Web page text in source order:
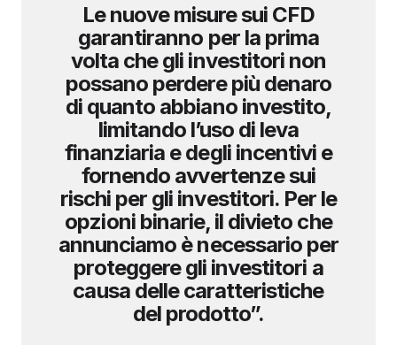
Le nuove misure sui CFD
garantiranno per la prima
volta che gli investitori non
possano perdere più denaro
di quanto abbiano investito,
limitando l’uso di leva
finanziaria e degli incentivi e
fornendo avvertenze sui
rischi per gli investitori. Per le
opzioni binarie, il divieto che
annunciamo è necessario per
proteggere gli investitori a
causa delle caratteristiche
del prodotto”.